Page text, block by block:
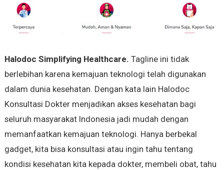
Halodoc Simplifying Healthcare. Tagline ini tidak
berlebihan karena kemajuan teknologi telah digunakan
dalam dunia kesehatan. Dengan kata lain Halodoc
Konsultasi Dokter menjadikan akses kesehatan bagi
seluruh masyarakat Indonesia jadi mudah dengan
memanfaatkan kemajuan teknologi. Hanya berbekal
gadget, kita bisa konsultasi atau ingin tahu tentang
kondisi kesehatan kita kepada dokter, membeli obat, tahu